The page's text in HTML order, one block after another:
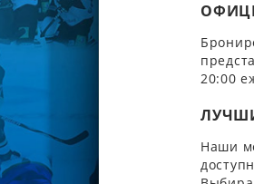
20:00
Наши